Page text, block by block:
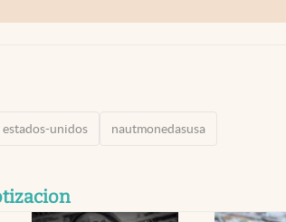
estados-unidos nautmonedasusa